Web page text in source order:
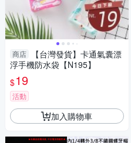
商店
【台灣發貨】卡通氣囊漂
浮手機防水袋【N195】
$19
活動
加入購物車